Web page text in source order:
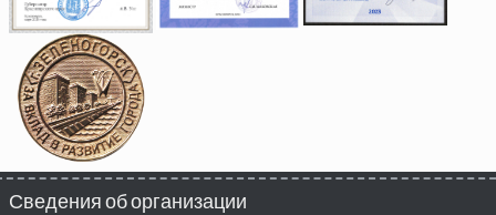
Сведения об организации